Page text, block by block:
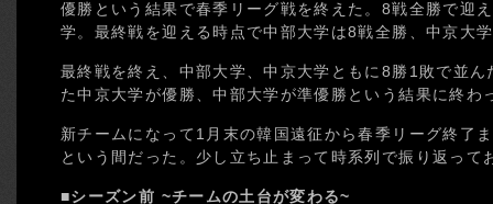
優勝という結果で春季リーグ戦を終えた。8戦全勝で迎
学。最終戦を迎える時点で中部大学は8戦全勝、中京大
最終戦を終え、中部大学、中京大学ともに8勝1敗で並
た中京大学が優勝、中部大学が準優勝という結果に終わ
新チームになって1月末の韓国遠征から春季リーグ終了
という間だった。少し立ち止まって時系列で振り返って
■シーズン前 ~チームの土台が変わる~